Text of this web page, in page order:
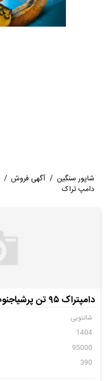
شاپور سنگین / آگهی فروش /
دامپ تراک
دامپتراک ۹۵ تن پرشیاجنوب شانتویی کد MA-PJ-003
شانتویی
1404
95000
390